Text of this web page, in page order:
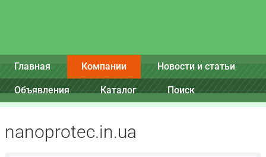
Главная Компании Новости и статьи
Объявления Каталог Поиск
nanoprotec.in.ua